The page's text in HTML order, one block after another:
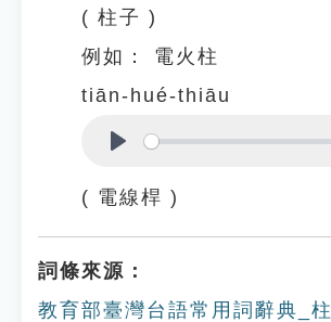
( 柱子 )
例如：
電火柱
tiān-hué-thiāu
( 電線桿 )
詞條來源：
教育部臺灣台語常用詞辭典_柱